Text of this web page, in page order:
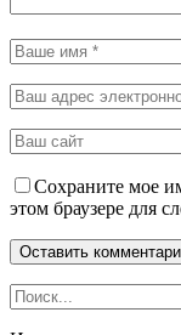
Сохраните мое
этом браузере для